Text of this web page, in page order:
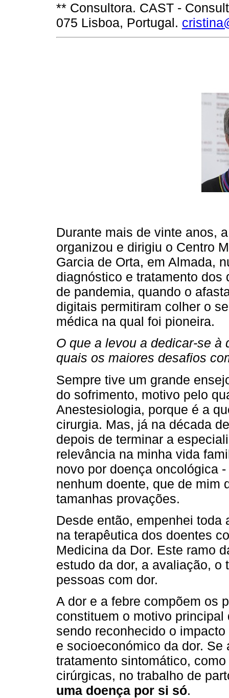
** Consultora. CAST -
075 Lisboa, Portugal.
Durante mais de vinte anos,
organizou e dirigiu o Centro
Garcia de Orta, em Almada,
diagnóstico e tratamento
de pandemia, quando o
digitais permitiram colher o
médica na qual foi pioneira.
O que a levou a dedicar-se à
quais os maiores desafios
Sempre tive um grande
do sofrimento, motivo pelo
Anestesiologia, porque é a
cirurgia. Mas, já na década
depois de terminar a
relevância na minha vida
novo por doença oncológica
nenhum doente, que de mim
tamanhas provações.
Desde então, empenhei
na terapêutica dos doentes
Medicina da Dor. Este ramo
estudo da dor, a avaliação, o
pessoas com dor.
A dor e a febre compõem os
constituem o motivo
sendo reconhecido o
e socioeconómico da dor.
tratamento sintomático,
cirúrgicas, no trabalho de
uma doença por si só.